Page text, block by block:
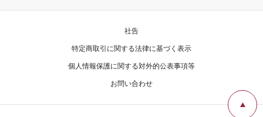
社告
特定商取引に関する法律に基づく表示
個人情報保護に関する対外的公表事項等
お問い合わせ